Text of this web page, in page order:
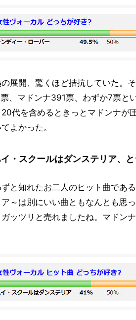
の展開、驚くほど拮抗していた。
、マドンナ391票、わずか7票と
20代を含めるときっとマドンナが
よかった。
・スクールはダンステリア、
と知れたお二人のヒット曲であ
ア～は別にいい曲ともなんとも思
ガッツリと売れましたね。マドン